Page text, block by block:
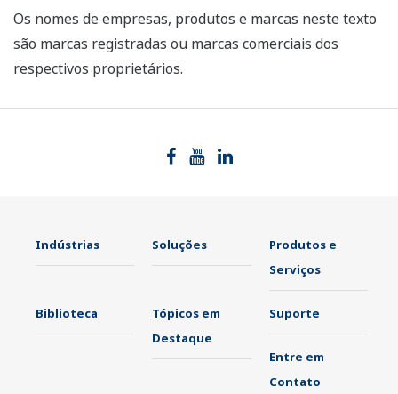
Os nomes de empresas, produtos e marcas neste texto
são marcas registradas ou marcas comerciais dos
respectivos proprietários.
Indústrias Soluções
Produtos e
Serviços
Biblioteca
Tópicos em
Destaque
Suporte
Entre em
Contato